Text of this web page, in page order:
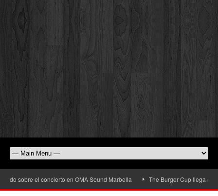
el concierto en OMA Sound Marbella The Burger Cup llega a San